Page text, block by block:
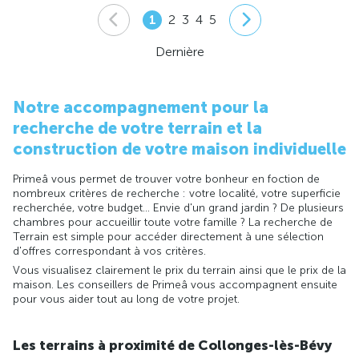
1 2 3 4 5
Dernière
Notre accompagnement pour la
recherche de votre terrain et la
construction de votre maison individuelle
Primeâ vous permet de trouver votre bonheur en foction de
nombreux critères de recherche : votre localité, votre superficie
recherchée, votre budget... Envie d'un grand jardin ? De plusieurs
chambres pour accueillir toute votre famille ? La recherche de
Terrain est simple pour accéder directement à une sélection
d'offres correspondant à vos critères.
Vous visualisez clairement le prix du terrain ainsi que le prix de la
maison. Les conseillers de Primeâ vous accompagnent ensuite
pour vous aider tout au long de votre projet.
Les terrains à proximité de Collonges-lès-Bévy